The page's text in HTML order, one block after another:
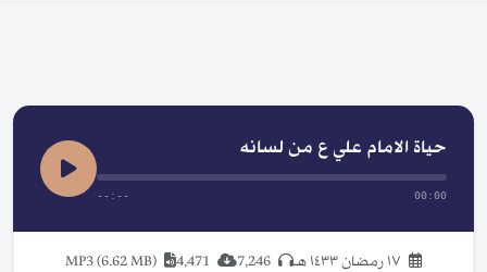
حياة الامام علي ع من لسانه
00:00
--:--